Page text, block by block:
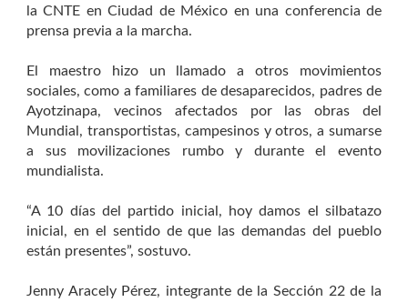
la CNTE en Ciudad de México en una conferencia de
prensa previa a la marcha.
El maestro hizo un llamado a otros movimientos
sociales, como a familiares de desaparecidos, padres de
Ayotzinapa, vecinos afectados por las obras del
Mundial, transportistas, campesinos y otros, a sumarse
a sus movilizaciones rumbo y durante el evento
mundialista.
“A 10 días del partido inicial, hoy damos el silbatazo
inicial, en el sentido de que las demandas del pueblo
están presentes”, sostuvo.
Jenny Aracely Pérez, integrante de la Sección 22 de la